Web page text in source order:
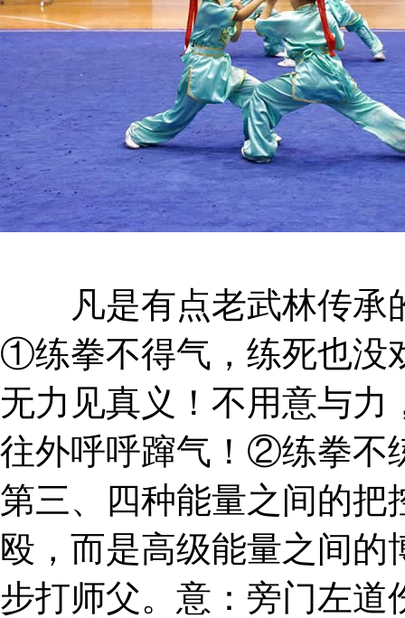
凡是有点老武林传承
①练拳不得气，练死也没
无力见真义！不用意与
往外呼呼蹿气！②练拳不
第三、四种能量之间的把
殴，而是高级能量之间
步打师父。意：旁门左道